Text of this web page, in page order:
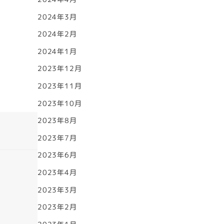
2024年3月
2024年2月
2024年1月
2023年12月
2023年11月
2023年10月
2023年8月
2023年7月
2023年6月
2023年4月
2023年3月
2023年2月